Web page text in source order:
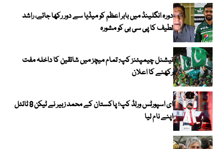
دورہ انگلینڈ میں بابر اعظم کو میڈیا سے دور رکھا جائے، راشد
لطیف کا پی سی بی کو مشورہ
نیشنل چیمپئنز کپ: تمام میچز میں شائقین کا داخلہ مفت
رکھنے کا اعلان
ای اسپورٹس ورلڈ کپ؛ پاکستان کے محمد زبیر نے ٹیکن 8 ٹائٹل
اپنے نام لیا